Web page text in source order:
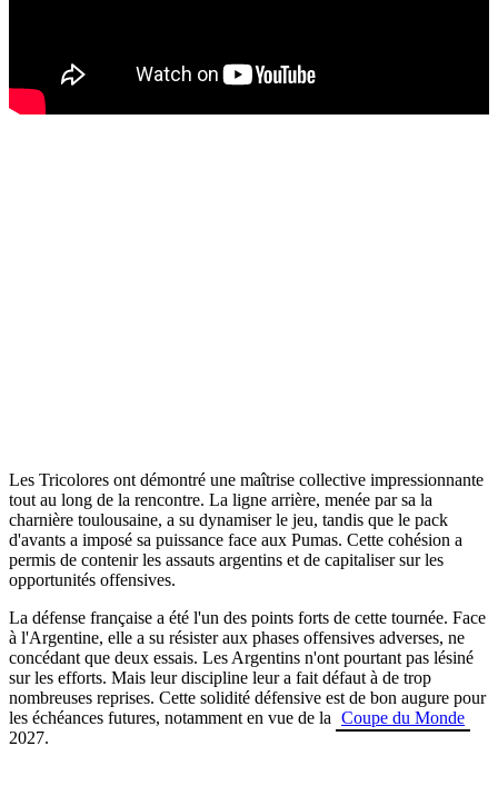
Les Tricolores ont démontré une maîtrise collective impressionnante
tout au long de la rencontre. La ligne arrière, menée par sa la
charnière toulousaine, a su dynamiser le jeu, tandis que le pack
d'avants a imposé sa puissance face aux Pumas. Cette cohésion a
permis de contenir les assauts argentins et de capitaliser sur les
opportunités offensives.
La défense française a été l'un des points forts de cette tournée. Face
à l'Argentine, elle a su résister aux phases offensives adverses, ne
concédant que deux essais. Les Argentins n'ont pourtant pas lésiné
sur les efforts. Mais leur discipline leur a fait défaut à de trop
nombreuses reprises. Cette solidité défensive est de bon augure pour
les échéances futures, notamment en vue de la Coupe du Monde
2027.